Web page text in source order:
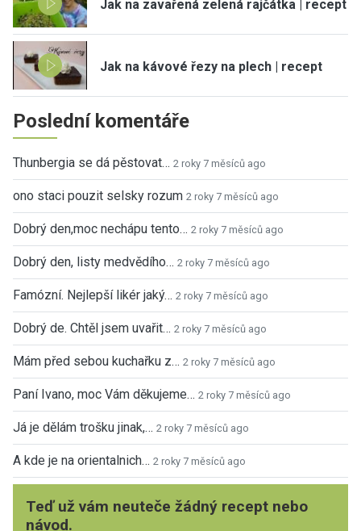
Jak na zavařená zelená rajčátka | recept
Jak na kávové řezy na plech | recept
Poslední komentáře
Thunbergia se dá pěstovat… 2 roky 7 měsíců ago
ono staci pouzit selsky rozum 2 roky 7 měsíců ago
Dobrý den,moc nechápu tento… 2 roky 7 měsíců ago
Dobrý den, listy medvědího… 2 roky 7 měsíců ago
Famózní. Nejlepší likér jaký… 2 roky 7 měsíců ago
Dobrý de. Chtěl jsem uvařit… 2 roky 7 měsíců ago
Mám před sebou kuchařku z… 2 roky 7 měsíců ago
Paní Ivano, moc Vám děkujeme… 2 roky 7 měsíců ago
Já je dělám trošku jinak,… 2 roky 7 měsíců ago
A kde je na orientalnich… 2 roky 7 měsíců ago
Teď už vám neuteče žádný recept nebo
návod.